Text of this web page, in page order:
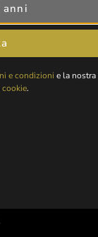
PAESE
sulle
e condizioni e la nostra
.